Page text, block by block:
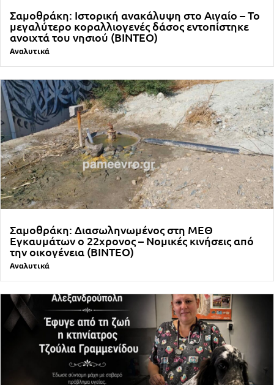
Σαμοθράκη: Ιστορική ανακάλυψη στο Αιγαίο – Το
μεγαλύτερο κοραλλιογενές δάσος εντοπίστηκε
ανοιχτά του νησιού (ΒΙΝΤΕΟ)
Αναλυτικά
Σαμοθράκη: Διασωληνωμένος στη ΜΕΘ
Εγκαυμάτων ο 22χρονος – Νομικές κινήσεις από
την οικογένεια (ΒΙΝΤΕΟ)
Αναλυτικά